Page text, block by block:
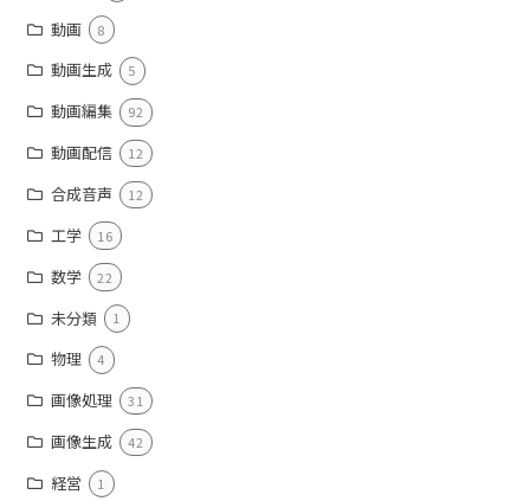
動画 8
動画生成 5
動画編集 92
動画配信 12
合成音声 12
工学 16
数学 22
未分類 1
物理 4
画像処理 31
画像生成 42
経営 1